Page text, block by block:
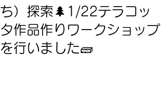
ち）探索🌲1/22テラコッ
タ作品作りワークショップ
を行いました🧱